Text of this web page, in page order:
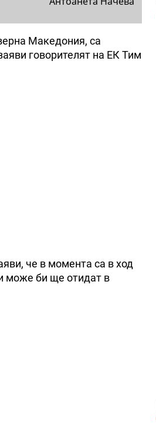
Македония, са
говорителят на ЕК Тим
че в момента са в ход
може би ще отидат в